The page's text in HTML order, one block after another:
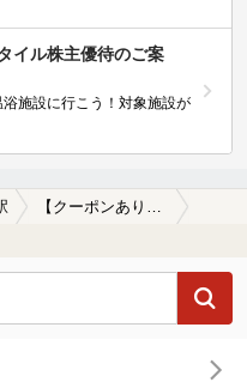
イル株主優待のご案
施設に行こう！対象施設が
【クーポンあり】女子旅・女子会におすすめの三枚橋駅近くの温泉、日帰り温泉、スーパー銭湯おすすめ